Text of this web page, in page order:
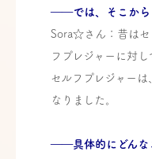
――では、そこから
Sora☆さん：昔はセ
フプレジャーに対
セルフプレジャー
なりました。
――具体的にどんな